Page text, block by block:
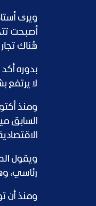
ويرى
أصبحت
هُناك
بدوره
لا يرتفع
ومنذ
السابق
ويقول
رئاسي،